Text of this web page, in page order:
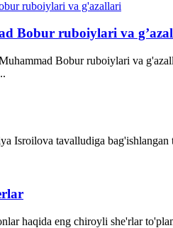
Bobur ruboiylari va
Bobur ruboiylari va
Isroilova tavalludiga
haqida eng chiroyli she'rlar